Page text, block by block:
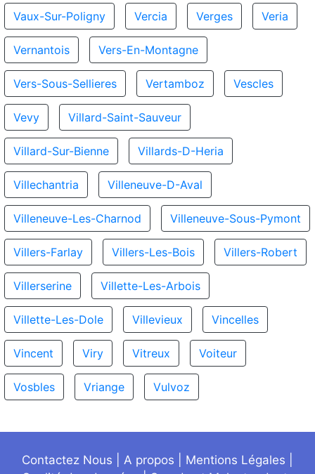
Vaux-Sur-Poligny Vercia Verges Veria
Vernantois Vers-En-Montagne
Vers-Sous-Sellieres Vertamboz Vescles
Vevy Villard-Saint-Sauveur
Villard-Sur-Bienne Villards-D-Heria
Villechantria Villeneuve-D-Aval
Villeneuve-Les-Charnod Villeneuve-Sous-Pymont
Villers-Farlay Villers-Les-Bois Villers-Robert
Villerserine Villette-Les-Arbois
Villette-Les-Dole Villevieux Vincelles
Vincent Viry Vitreux Voiteur
Vosbles Vriange Vulvoz
Contactez Nous A propos Mentions Légales